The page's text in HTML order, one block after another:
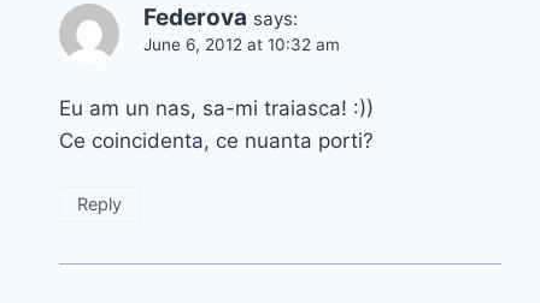
Federova says:
June 6, 2012 at 10:32 am
Eu am un nas, sa-mi traiasca! :))
Ce coincidenta, ce nuanta porti?
Reply